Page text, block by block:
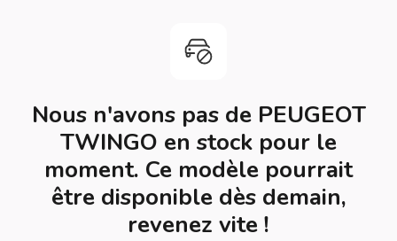
Nous n'avons pas de PEUGEOT
TWINGO en stock pour le
moment. Ce modèle pourrait
être disponible dès demain,
revenez vite !